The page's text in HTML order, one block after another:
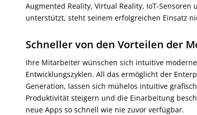
Augmented Reality, Virtual Reality, IoT-
unterstützt, steht seinem erfolgreichen Einsatz
Schneller von den Vorteilen der
Ihre Mitarbeiter wünschen sich intuitive
Entwicklungszyklen. All das ermöglicht der
Generation, lassen sich mühelos intuitive
Produktivität steigern und die Einarbeitung
neue Apps so schnell wie nie zuvor verfügbar.